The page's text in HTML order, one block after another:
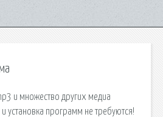
и множество других медиа
установка программ не требуются!